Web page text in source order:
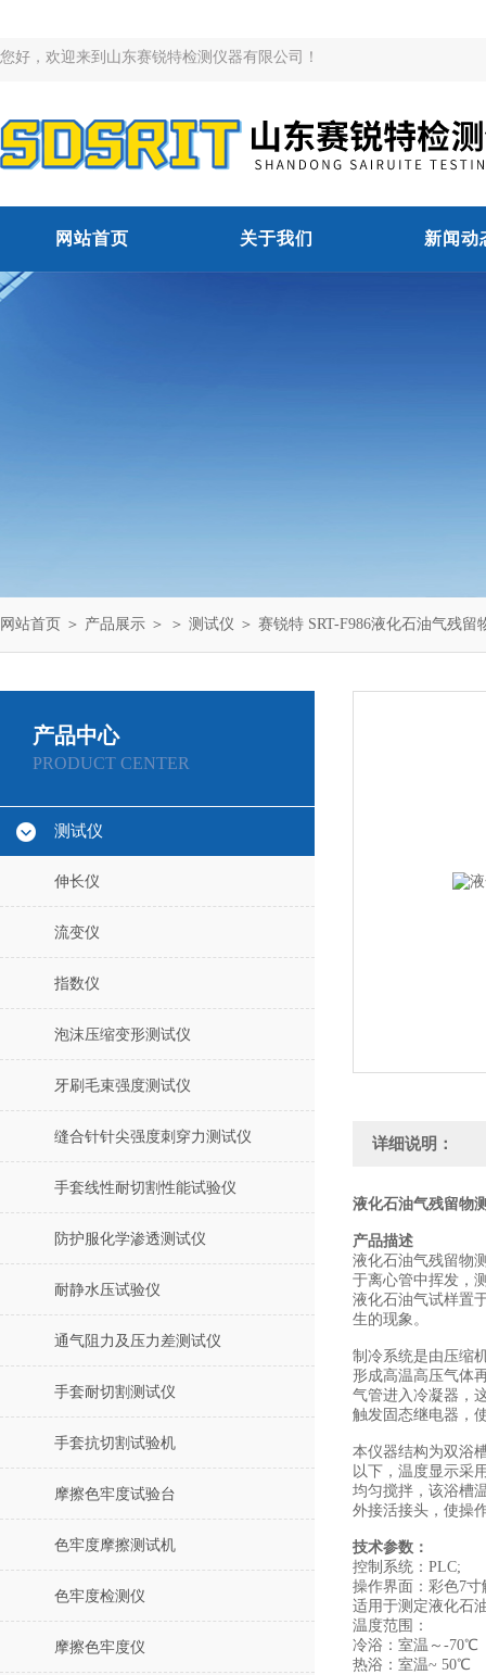
您好，欢迎来到山东赛锐特检测仪器有限公司！
网站首页 关于我们 新闻动
网站首页 ＞ 产品展示 ＞ ＞ 测试仪 ＞ 赛锐特 SRT-F986液化石油气残
产品中心
PRODUCT CENTER
测试仪
伸长仪
流变仪
指数仪
泡沫压缩变形测试仪
牙刷毛束强度测试仪
缝合针针尖强度刺穿力测试仪
手套线性耐切割性能试验仪
防护服化学渗透测试仪
耐静水压试验仪
通气阻力及压力差测试仪
手套耐切割测试仪
手套抗切割试验机
摩擦色牢度试验台
色牢度摩擦测试机
色牢度检测仪
摩擦色牢度仪
详细说明：
液化石油气残留物
产品描述
液化石油气残留物
于离心管中挥发，
液化石油气试样置
生的现象。
制冷系统是由压缩
形成高温高压气体
气管进入冷凝器，
触发固态继电器，
本仪器结构为双浴
以下，温度显示采
均匀搅拌，该浴槽
外接活接头，使操
技术参数：
控制系统：PLC;
操作界面：彩色7
适用于测定液化石
温度范围：
冷浴：室温～-70℃
热浴：室温~ 50℃